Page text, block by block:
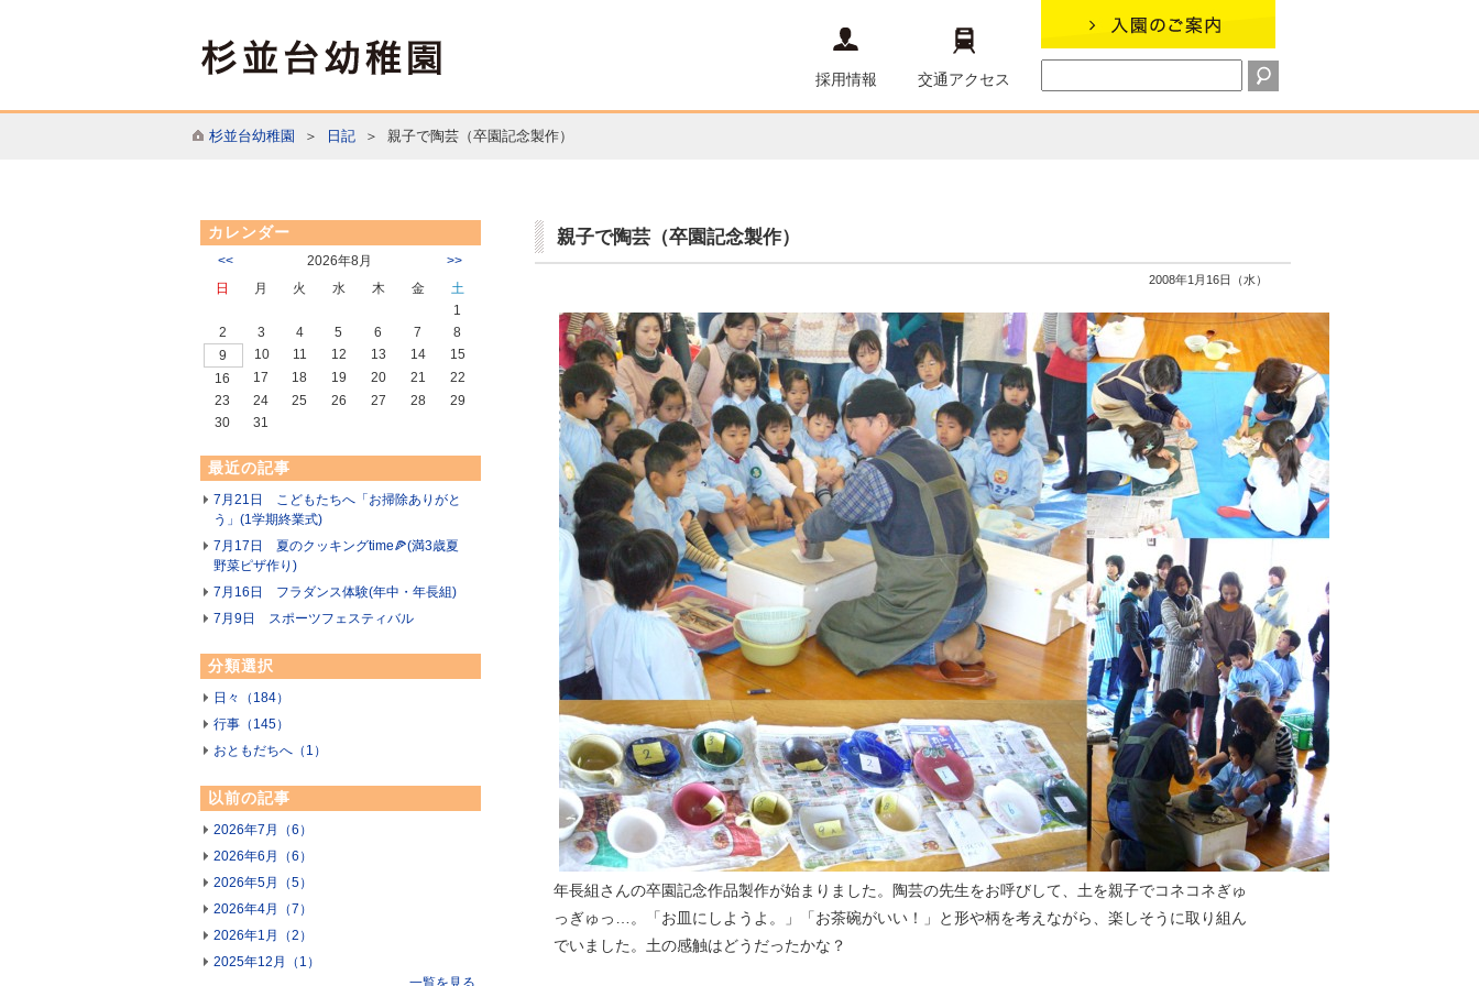
採用情報 交通アクセス
杉並台幼稚園 ＞ 日記＞ 親子で陶芸（卒園記念製作）
カレンダー
<< 2026年8月 >>
日 月 火 水 木 金
土
1
2
3 4 5 6 7
8
9
10 11 12 13 14
15
16
17 18 19 20 21
22
23
24 25 26 27 28
29
30
31
最近の記事
7月21日 こどもたちへ「お掃除ありがと
う」(1学期終業式)
7月17日 夏のクッキングtime🍕(満3歳夏
野菜ピザ作り)
7月16日 フラダンス体験(年中・年長組)
7月9日 スポーツフェスティバル
分類選択
日々（184）
行事（145）
おともだちへ（1）
以前の記事
2026年7月（6）
2026年6月（6）
2026年5月（5）
2026年4月（7）
2026年1月（2）
2025年12月（1）
一覧を見る
親子で陶芸（卒園記念製作）
2008年1月16日（水）
年長組さんの卒園記念作品製作が始まりました。陶芸の先生をお呼びして、土を親子でコネコネぎゅ
っぎゅっ…。「お皿にしようよ。」「お茶碗がいい！」と形や柄を考えながら、楽しそうに取り組ん
でいました。土の感触はどうだったかな？